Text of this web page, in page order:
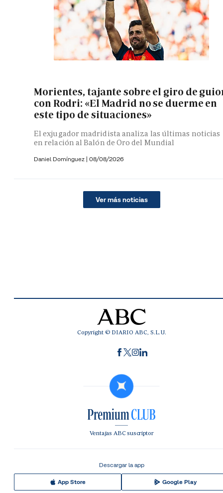
Morientes, tajante sobre el giro de
con Rodri: «El Madrid no se duerme en
este tipo de situaciones»
El exjugador madridista analiza las últimas noticias
en relación al Balón de Oro del Mundial
Daniel Domínguez | 08/08/2026
Ver más noticias
Copyright © DIARIO ABC, S.L.U.
Ventajas ABC suscriptor
Descargar la app
App Store Google Play